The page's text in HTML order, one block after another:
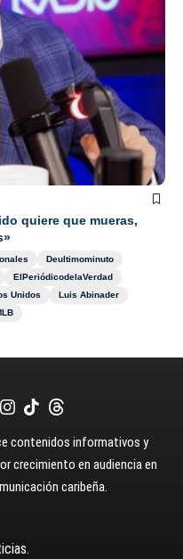
quiere que mueras,
Deultimominuto
ElPeriódicodelaVerdad
Unidos
Luis Abinader
contenidos informativos y
crecimiento en audiencia en
caribeña.